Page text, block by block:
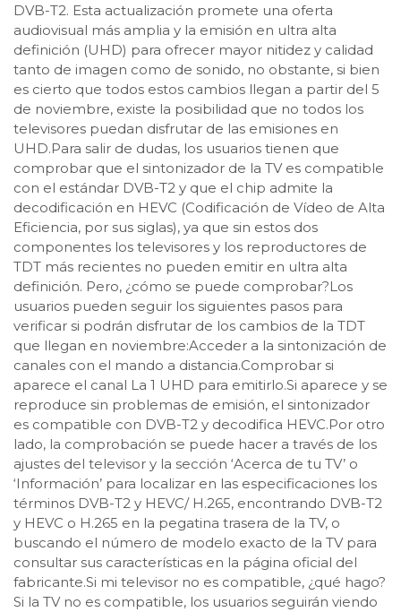
DVB-T2. Esta actualización promete una oferta
audiovisual más amplia y la emisión en ultra alta
definición (UHD) para ofrecer mayor nitidez y calidad
tanto de imagen como de sonido, no obstante, si bien
es cierto que todos estos cambios llegan a partir del 5
de noviembre, existe la posibilidad que no todos los
televisores puedan disfrutar de las emisiones en
UHD.Para salir de dudas, los usuarios tienen que
comprobar que el sintonizador de la TV es compatible
con el estándar DVB-T2 y que el chip admite la
decodificación en HEVC (Codificación de Vídeo de Alta
Eficiencia, por sus siglas), ya que sin estos dos
componentes los televisores y los reproductores de
TDT más recientes no pueden emitir en ultra alta
definición. Pero, ¿cómo se puede comprobar?Los
usuarios pueden seguir los siguientes pasos para
verificar si podrán disfrutar de los cambios de la TDT
que llegan en noviembre:Acceder a la sintonización de
canales con el mando a distancia.Comprobar si
aparece el canal La 1 UHD para emitirlo.Si aparece y se
reproduce sin problemas de emisión, el sintonizador
es compatible con DVB-T2 y decodifica HEVC.Por otro
lado, la comprobación se puede hacer a través de los
ajustes del televisor y la sección ‘Acerca de tu TV’ o
‘Información’ para localizar en las especificaciones los
términos DVB-T2 y HEVC/ H.265, encontrando DVB-T2
y HEVC o H.265 en la pegatina trasera de la TV, o
buscando el número de modelo exacto de la TV para
consultar sus características en la página oficial del
fabricante.Si mi televisor no es compatible, ¿qué hago?
Si la TV no es compatible, los usuarios seguirán viendo